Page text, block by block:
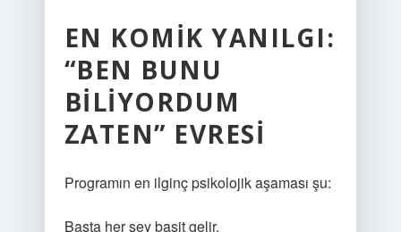
EN KOMIK YANILGI:
“BEN BUNU
BILIYORDUM
ZATEN” EVRESI
Programın en ilginç psikolojik aşaması şu:
Başta her şey basit gelir.